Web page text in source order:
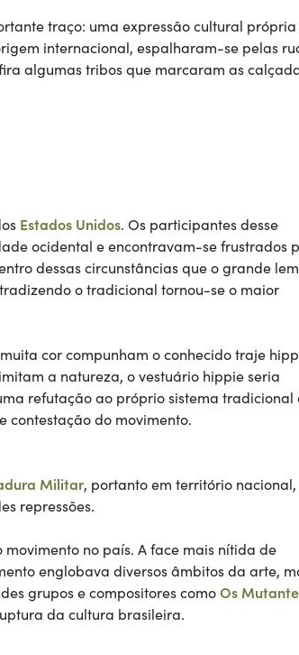
traço: uma expressão cultural própria
internacional, espalharam-se pelas
algumas tribos que marcaram as
Estados Unidos. Os participantes desse
ocidental e encontravam-se frustrados
dessas circunstâncias que o grande
o tradicional tornou-se o maior
cor compunham o conhecido traje
a natureza, o vestuário hippie seria
refutação ao próprio sistema tradicional
contestação do movimento.
Militar, portanto em território nacional,
repressões.
no país. A face mais nítida de
englobava diversos âmbitos da arte,
grupos e compositores comoOs
da cultura brasileira.